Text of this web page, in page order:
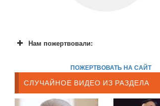
Нам пожертвовали:
ПОЖЕРТВОВАТЬ НА САЙТ
СЛУЧАЙНОЕ ВИДЕО ИЗ РАЗДЕЛА